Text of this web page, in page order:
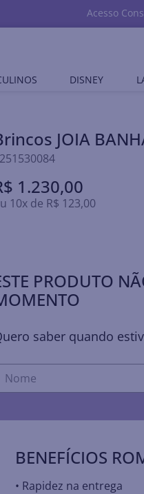
Acesso
DISNEY
JOIA
1.230,00
10x de R$ 123,00
PRODUTO
saber quando
BENEFÍCIOS
• Rapidez na entrega